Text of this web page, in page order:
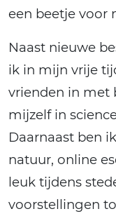
een beetje voor
Naast nieuwe
ik in mijn vrije
vrienden in met
mijzelf in
Daarnaast ben
natuur, online
leuk tijdens
voorstellingen